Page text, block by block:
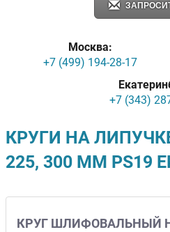
Москва:
+7 (499) 194-28-17
+7 (343)
КРУГИ НА ЛИПУЧКЕ
225, 300 ММ PS19
КРУГ ШЛИФОВАЛЬНЫЙ